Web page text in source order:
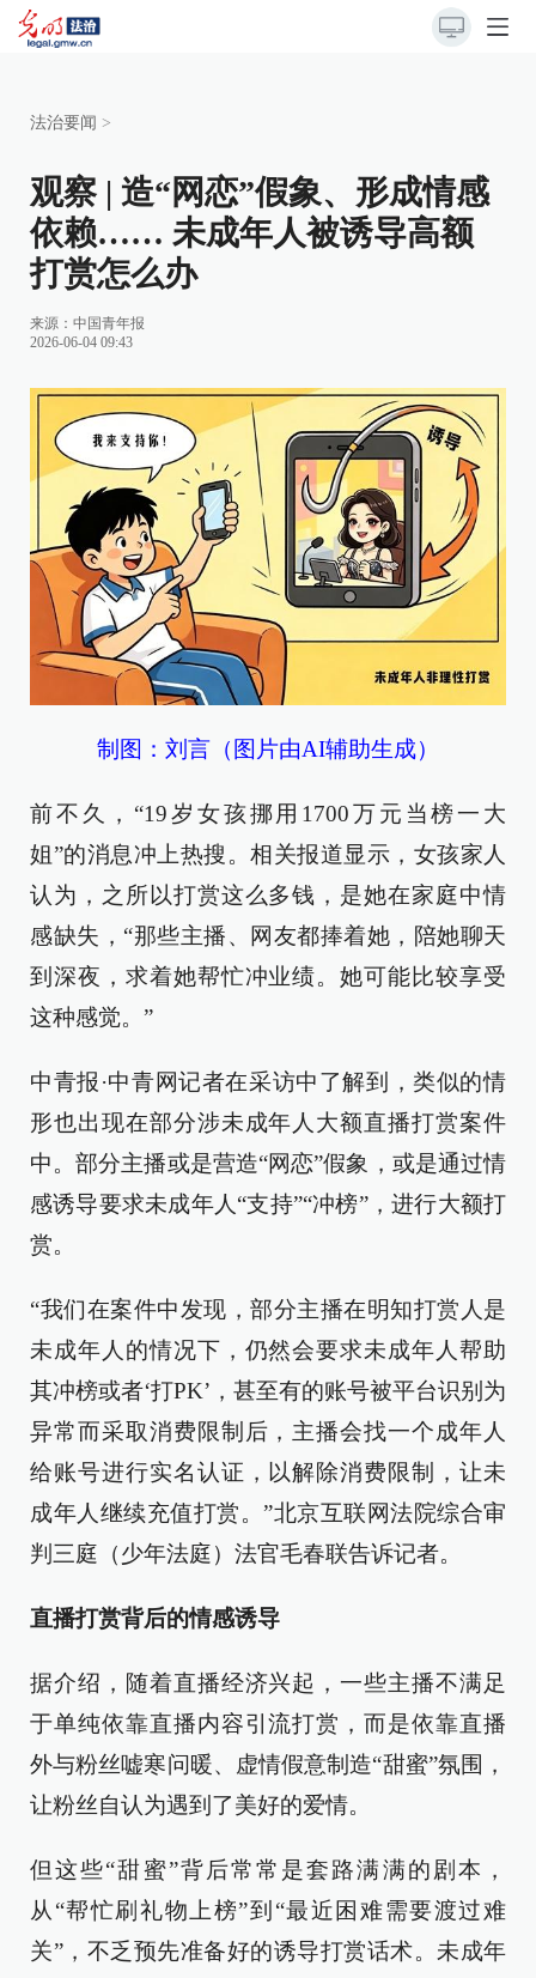
法治要闻 >
观察 | 造“网恋”假象、形成情感
依赖…… 未成年人被诱导高额
打赏怎么办
来源： 中国青年报
2026-06-04 09:43
制图：刘言（图片由AI辅助生成）
前不久，“19岁女孩挪用1700万元当榜一大
姐”的消息冲上热搜。相关报道显示，女孩家人
认为，之所以打赏这么多钱，是她在家庭中情
感缺失，“那些主播、网友都捧着她，陪她聊天
到深夜，求着她帮忙冲业绩。她可能比较享受
这种感觉。”
中青报·中青网记者在采访中了解到，类似的情
形也出现在部分涉未成年人大额直播打赏案件
中。部分主播或是营造“网恋”假象，或是通过情
感诱导要求未成年人“支持”“冲榜”，进行大额打
赏。
“我们在案件中发现，部分主播在明知打赏人是
未成年人的情况下，仍然会要求未成年人帮助
其冲榜或者‘打PK’，甚至有的账号被平台识别为
异常而采取消费限制后，主播会找一个成年人
给账号进行实名认证，以解除消费限制，让未
成年人继续充值打赏。”北京互联网法院综合审
判三庭（少年法庭）法官毛春联告诉记者。
直播打赏背后的情感诱导
据介绍，随着直播经济兴起，一些主播不满足
于单纯依靠直播内容引流打赏，而是依靠直播
外与粉丝嘘寒问暖、虚情假意制造“甜蜜”氛围，
让粉丝自认为遇到了美好的爱情。
但这些“甜蜜”背后常常是套路满满的剧本，
从“帮忙刷礼物上榜”到“最近困难需要渡过难
关”，不乏预先准备好的诱导打赏话术。未成年